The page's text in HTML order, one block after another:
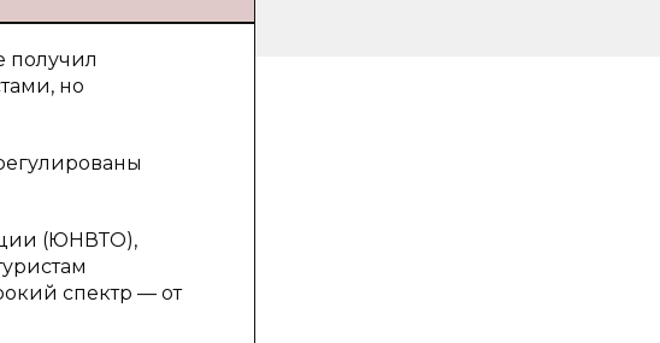
получил
но
(ЮНВТО),
спектр — от